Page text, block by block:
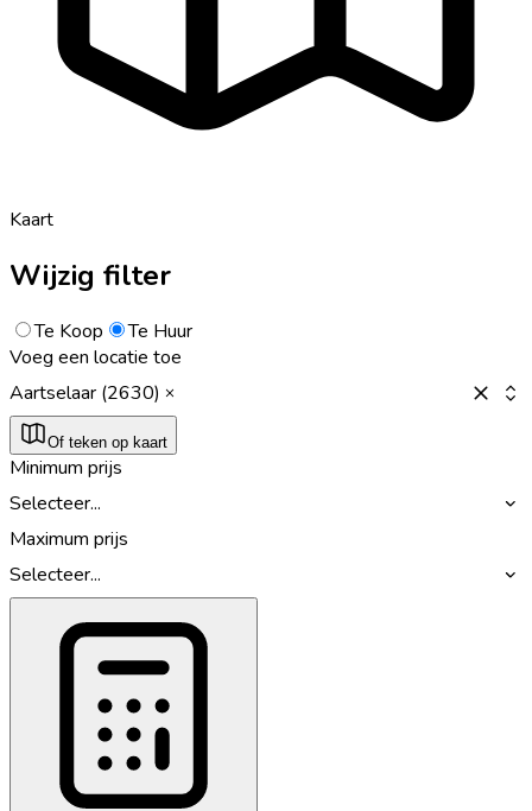
Kaart
Wijzig filter
Te Koop
Te Huur
Voeg een locatie toe
Aartselaar (2630)
Of teken op kaart
Minimum prijs
Selecteer...
Maximum prijs
Selecteer...